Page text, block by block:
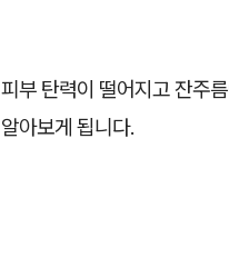
피부 탄력이 떨어지고 잔주
알아보게 됩니다.